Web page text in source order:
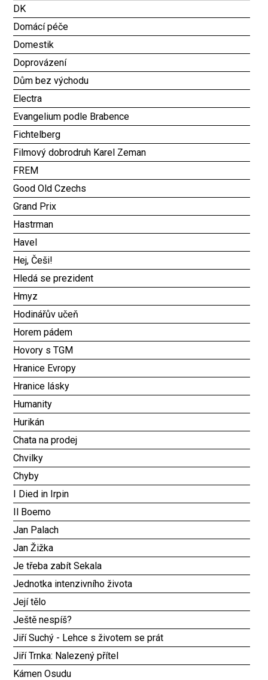
DK
Domácí péče
Domestik
Doprovázení
Dům bez východu
Electra
Evangelium podle Brabence
Fichtelberg
Filmový dobrodruh Karel Zeman
FREM
Good Old Czechs
Grand Prix
Hastrman
Havel
Hej, Češi!
Hledá se prezident
Hmyz
Hodinářův učeň
Horem pádem
Hovory s TGM
Hranice Evropy
Hranice lásky
Humanity
Hurikán
Chata na prodej
Chvilky
Chyby
I Died in Irpin
Il Boemo
Jan Palach
Jan Žižka
Je třeba zabít Sekala
Jednotka intenzivního života
Její tělo
Ještě nespíš?
Jiří Suchý - Lehce s životem se prát
Jiří Trnka: Nalezený přítel
Kámen Osudu